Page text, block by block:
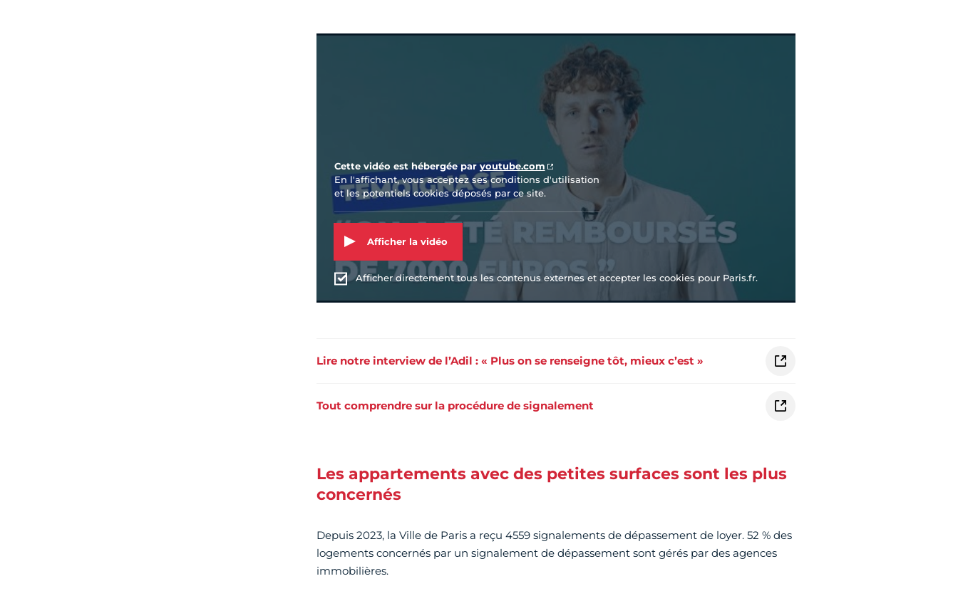
Cette vidéo est hébergée paryoutube.com
En l'affichant, vous acceptez ses conditions d'utilisation
et les potentiels cookies déposés par ce site.
Afficher la vidéo
Afficher directement tous les contenus externes et accepter les cookies pour Paris.fr.
Lire notre interview de l’Adil : « Plus on se renseigne tôt, mieux c’est »
Tout comprendre sur la procédure de signalement
Les appartements avec des petites surfaces sont les plus
concernés
Depuis 2023, la Ville de Paris a reçu 4559 signalements de dépassement de loyer. 52 % des
logements concernés par un signalement de dépassement sont gérés par des agences
immobilières.